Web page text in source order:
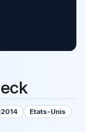
2014 Etats-Unis